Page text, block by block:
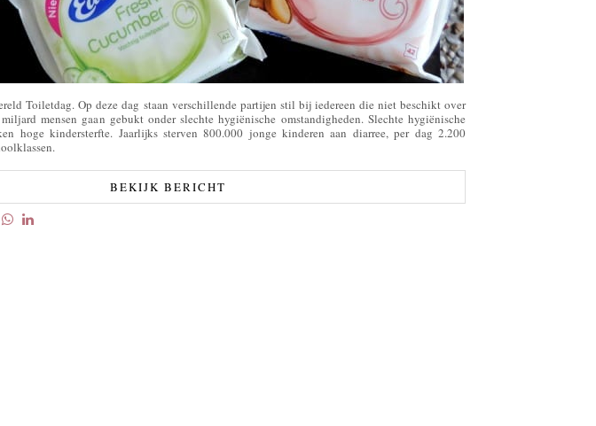
Toiletdag. Op deze dag staan verschillende partijen stil bij iedereen die niet beschikt over
mensen gaan gebukt onder slechte hygiënische omstandigheden. Slechte hygiënische
hoge kindersterfte. Jaarlijks sterven 800.000 jonge kinderen aan diarree, per dag 2.200
BEKIJK BERICHT